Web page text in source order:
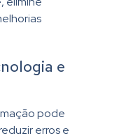
e
pode
erros e